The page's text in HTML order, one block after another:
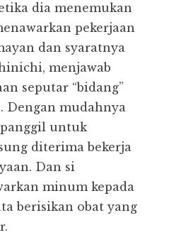
dia menemukan
pekerjaan
dan syaratnya
menjawab
seputar “bidang”
Dengan mudahnya
untuk
diterima bekerja
Dan si
minum kepada
berisikan obat yang